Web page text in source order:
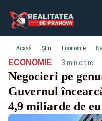
Acasă Știri Economie
ECONOMIE· 3 min citire
Negocieri pe
Guvernul
4,9 miliarde de